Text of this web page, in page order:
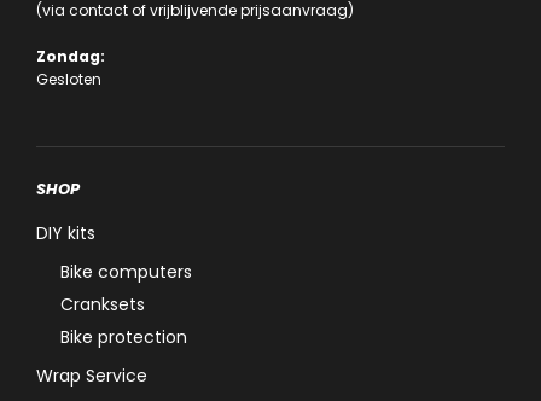
(via contactofvrijblijvende prijsaanvraag)
Zondag:
Gesloten
SHOP
DIY kits
Bike computers
Cranksets
Bike protection
Wrap Service